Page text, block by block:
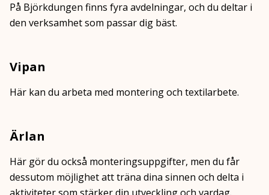
På Björkdungen finns fyra avdelningar, och du deltar i
den verksamhet som passar dig bäst.
Vipan
Här kan du arbeta med montering och textilarbete.
Ärlan
Här gör du också monteringsuppgifter, men du får
dessutom möjlighet att träna dina sinnen och delta i